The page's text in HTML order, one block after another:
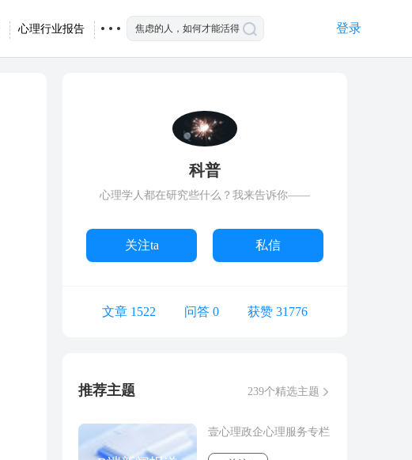
心理行业报告 登录
科普
心理学人都在研究些什么？我来告诉你——
关注ta 私信
文章 1522 问答 0 获赞 31776
推荐主题 239个精选主题
壹心理政企心理服务专栏